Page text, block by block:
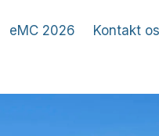
eMC 2026 Kontakt